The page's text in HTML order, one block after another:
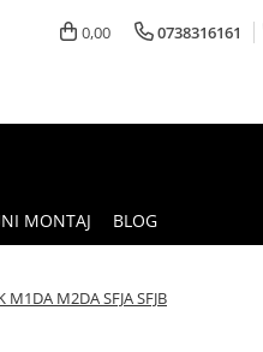
0,00 0738316161
MONTAJ BLOG
M2DA SFJA SFJB